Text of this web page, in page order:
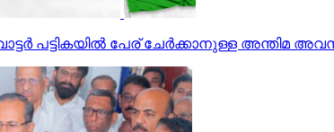
പട്ടികയില്‍ പേര് ചേര്‍ക്കാനുള്ള അന്തിമ